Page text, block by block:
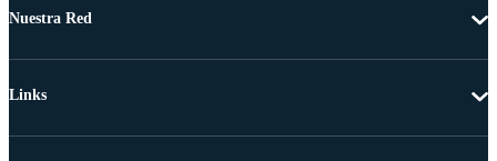
Nuestra Red
Links